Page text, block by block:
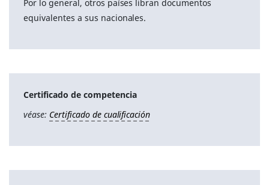
Por lo general, otros países libran documentos
equivalentes a sus nacionales.
Certificado de competencia
véase: Certificado de cualificación